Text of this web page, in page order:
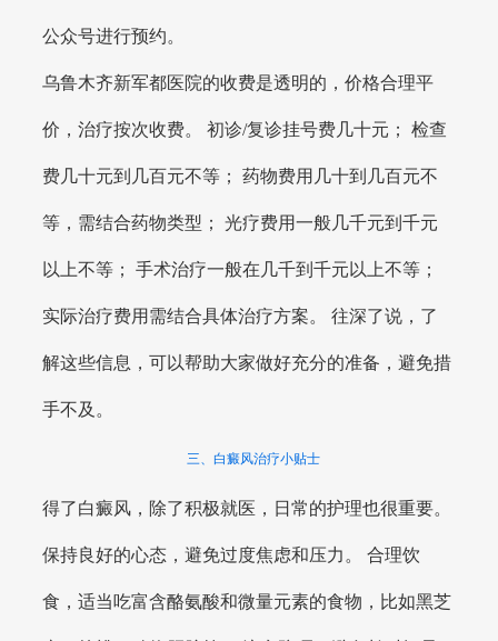
公众号进行预约。
乌鲁木齐新军都医院的收费是透明的，价格合理平
价，治疗按次收费。 初诊/复诊挂号费几十元； 检查
费几十元到几百元不等； 药物费用几十到几百元不
等，需结合药物类型； 光疗费用一般几千元到千元
以上不等； 手术治疗一般在几千到千元以上不等；
实际治疗费用需结合具体治疗方案。 往深了说，了
解这些信息，可以帮助大家做好充分的准备，避免措
手不及。
三、白癜风治疗小贴士
得了白癜风，除了积极就医，日常的护理也很重要。
保持良好的心态，避免过度焦虑和压力。 合理饮
食，适当吃富含酪氨酸和微量元素的食物，比如黑芝